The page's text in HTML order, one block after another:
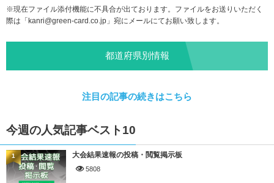
※現在ファイル添付機能に不具合が出ております。ファイルをお送りいただく
際は「 kanri@green-card.co.jp 」宛にメールにてお願い致します。
都道府県別情報
注目の記事の続きはこちら
今週の人気記事ベスト10
大会結果速報の投稿・閲覧掲示板
5808
1